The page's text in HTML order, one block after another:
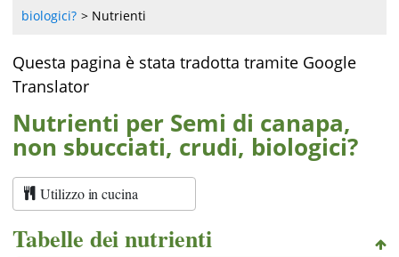
biologici?
Nutrienti
Questa pagina è stata tradotta tramite Google
Translator
Nutrienti per Semi di canapa,
non sbucciati, crudi, biologici?
Utilizzo in cucina
Tabelle dei nutrienti